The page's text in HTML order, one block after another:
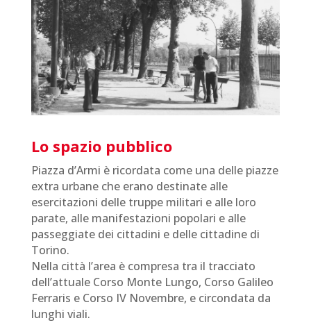
Lo spazio pubblico
Piazza d’Armi è ricordata come una delle piazze
extra urbane che erano destinate alle
esercitazioni delle truppe militari e alle loro
parate, alle manifestazioni popolari e alle
passeggiate dei cittadini e delle cittadine di
Torino.
Nella città l’area è compresa tra il tracciato
dell’attuale Corso Monte Lungo, Corso Galileo
Ferraris e Corso IV Novembre, e circondata da
lunghi viali.